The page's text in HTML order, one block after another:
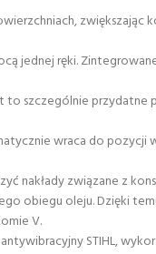
zwiększając
jednej ręki.
to szczególnie przydatne
wraca do pozycji
nakłady związane z
obiegu oleju. Dzięki
V.
STIHL,